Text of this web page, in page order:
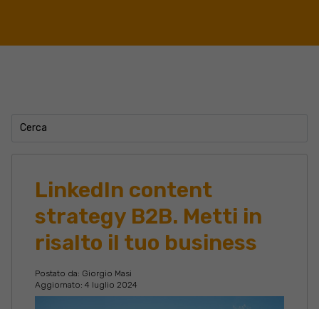
LinkedIn content
strategy B2B. Metti in
risalto il tuo business
Postato da: Giorgio Masi
Aggiornato: 4 luglio 2024